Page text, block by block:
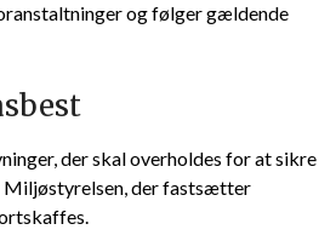
og følger gældende
der skal overholdes for at sikre
Miljøstyrelsen, der fastsætter